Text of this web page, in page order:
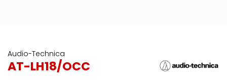
Audio-Technica
AT-LH18/OCC